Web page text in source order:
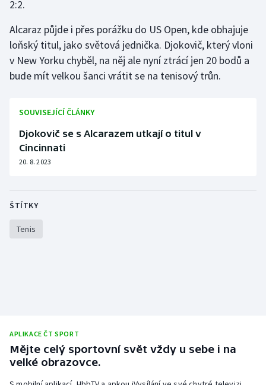
Sportovní střelba
Stolní tenis
Triatlon
Vodní slalom
Volejbal
2:2.
Alcaraz půjde i přes porážku do US Open, kde obhajuje
loňský titul, jako světová jednička. Djokovič, který vloni
v New Yorku chyběl, na něj ale nyní ztrácí jen 20 bodů a
bude mít velkou šanci vrátit se na tenisový trůn.
SOUVISEJÍCÍ ČLÁNKY
Djokovič se s Alcarazem utkají o titul v
Cincinnati
20. 8. 2023
ŠTÍTKY
Tenis
APLIKACE ČT SPORT
Mějte celý sportovní svět vždy u sebe i na
velké obrazovce.